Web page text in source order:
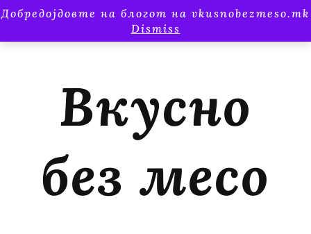
Добредојдовте на блогот на vkusnobezmeso.mk
Dismiss
Вкусно
без месо